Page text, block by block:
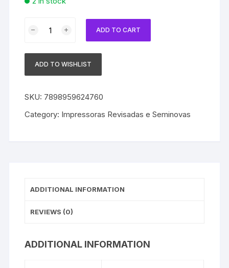
Pro
M570dn
ADD TO CART
ADD TO WISHLIST
SKU: 7898959624760
Category: Impressoras Revisadas e Seminovas
ADDITIONAL INFORMATION
REVIEWS (0)
ADDITIONAL INFORMATION